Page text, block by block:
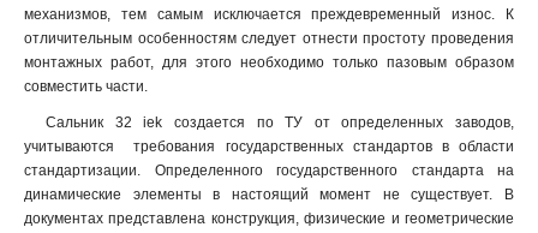
механизмов, тем самым исключается преждевременный износ. К
отличительным особенностям следует отнести простоту проведения
монтажных работ, для этого необходимо только пазовым образом
совместить части.
Сальник 32 iek создается по ТУ от определенных заводов,
учитываются требования государственных стандартов в области
стандартизации. Определенного государственного стандарта на
динамические элементы в настоящий момент не существует. В
документах представлена конструкция, физические и геометрические